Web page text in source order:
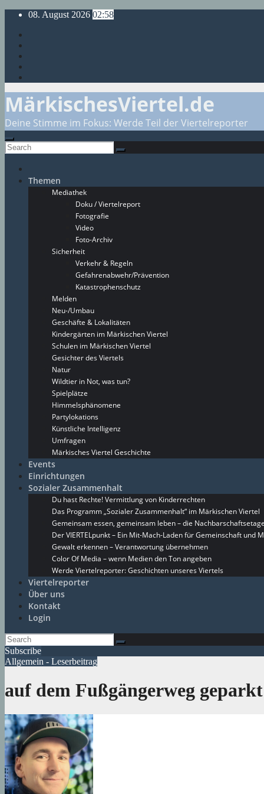
Skip
content
08. August 2026 02:58
MärkischesViertel.de
Deine Stimme im Fokus: Werde Teil der Viertelreporter
Themen
Mediathek
Doku / Viertelreport
Fotografie
Video
Foto-Archiv
Sicherheit
Verkehr & Regeln
Gefahrenabwehr/Prävention
Katastrophenschutz
Melden
Neu-/Umbau
Geschäfte & Lokalitäten
Kindergärten im Märkischen Viertel
Schulen im Märkischen Viertel
Gesichter des Viertels
Natur
Wildtier in Not, was tun?
Spielplätze
Himmelsphänomene
Partylokations
Künstliche Intelligenz
Umfragen
Märkisches Viertel Geschichte
Events
Einrichtungen
Sozialer Zusammenhalt
Du hast Rechte! Vermittlung von Kinderrechten
Das Programm „Sozialer Zusammenhalt“ im Märkischen Viertel
Gemeinsam essen, gemeinsam leben – die
Der VIERTELpunkt – Ein Mit-Mach-Laden für Gemeinschaft und
Gewalt erkennen – Verantwortung übernehmen
Color Of Media – wenn Medien den Ton angeben
Werde Viertelreporter: Geschichten unseres Viertels
Viertelreporter
Über uns
Kontakt
Login
Subscribe
Allgemein - Leserbeitrag
auf dem Fußgängerweg